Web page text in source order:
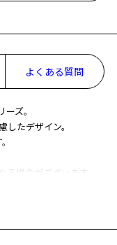
よくある質問
ズ。
たデザイン。
場合がございます。